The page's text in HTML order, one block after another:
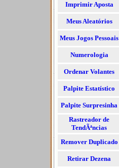
Imprimir Aposta
Meus Aleatórios
Meus Jogos Pessoais
Numerologia
Ordenar Volantes
Palpite Estatístico
Palpite Surpresinha
Rastreador de
TendÃªncias
Remover Duplicado
Retirar Dezena